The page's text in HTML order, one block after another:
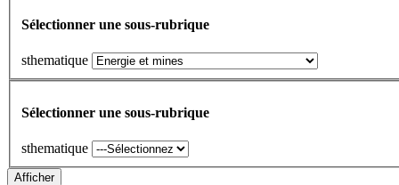
Sélectionner une sous-rubrique
sthematique
Sélectionner une sous-rubrique
sthematique